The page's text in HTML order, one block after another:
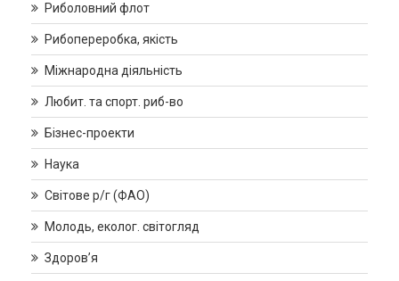
Риболовний флот
Рибопереробка, якість
Міжнародна діяльність
Любит. та спорт. риб-во
Бізнес-проекти
Наука
Світове р/г (ФАО)
Молодь, еколог. світогляд
Здоров’я